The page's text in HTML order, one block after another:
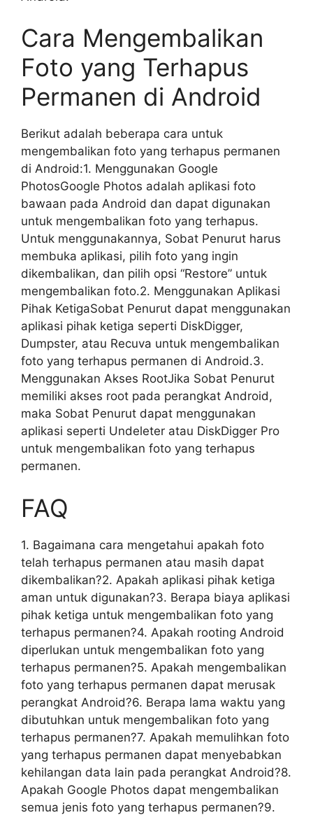
Cara Mengembalikan
Foto yang Terhapus
Permanen di Android
Berikut adalah beberapa cara untuk
mengembalikan foto yang terhapus permanen
di Android:1. Menggunakan Google
PhotosGoogle Photos adalah aplikasi foto
bawaan pada Android dan dapat digunakan
untuk mengembalikan foto yang terhapus.
Untuk menggunakannya, Sobat Penurut harus
membuka aplikasi, pilih foto yang ingin
dikembalikan, dan pilih opsi “Restore” untuk
mengembalikan foto.2. Menggunakan Aplikasi
Pihak KetigaSobat Penurut dapat menggunakan
aplikasi pihak ketiga seperti DiskDigger,
Dumpster, atau Recuva untuk mengembalikan
foto yang terhapus permanen di Android.3.
Menggunakan Akses RootJika Sobat Penurut
memiliki akses root pada perangkat Android,
maka Sobat Penurut dapat menggunakan
aplikasi seperti Undeleter atau DiskDigger Pro
untuk mengembalikan foto yang terhapus
permanen.
FAQ
1. Bagaimana cara mengetahui apakah foto
telah terhapus permanen atau masih dapat
dikembalikan?2. Apakah aplikasi pihak ketiga
aman untuk digunakan?3. Berapa biaya aplikasi
pihak ketiga untuk mengembalikan foto yang
terhapus permanen?4. Apakah rooting Android
diperlukan untuk mengembalikan foto yang
terhapus permanen?5. Apakah mengembalikan
foto yang terhapus permanen dapat merusak
perangkat Android?6. Berapa lama waktu yang
dibutuhkan untuk mengembalikan foto yang
terhapus permanen?7. Apakah memulihkan foto
yang terhapus permanen dapat menyebabkan
kehilangan data lain pada perangkat Android?8.
Apakah Google Photos dapat mengembalikan
semua jenis foto yang terhapus permanen?9.